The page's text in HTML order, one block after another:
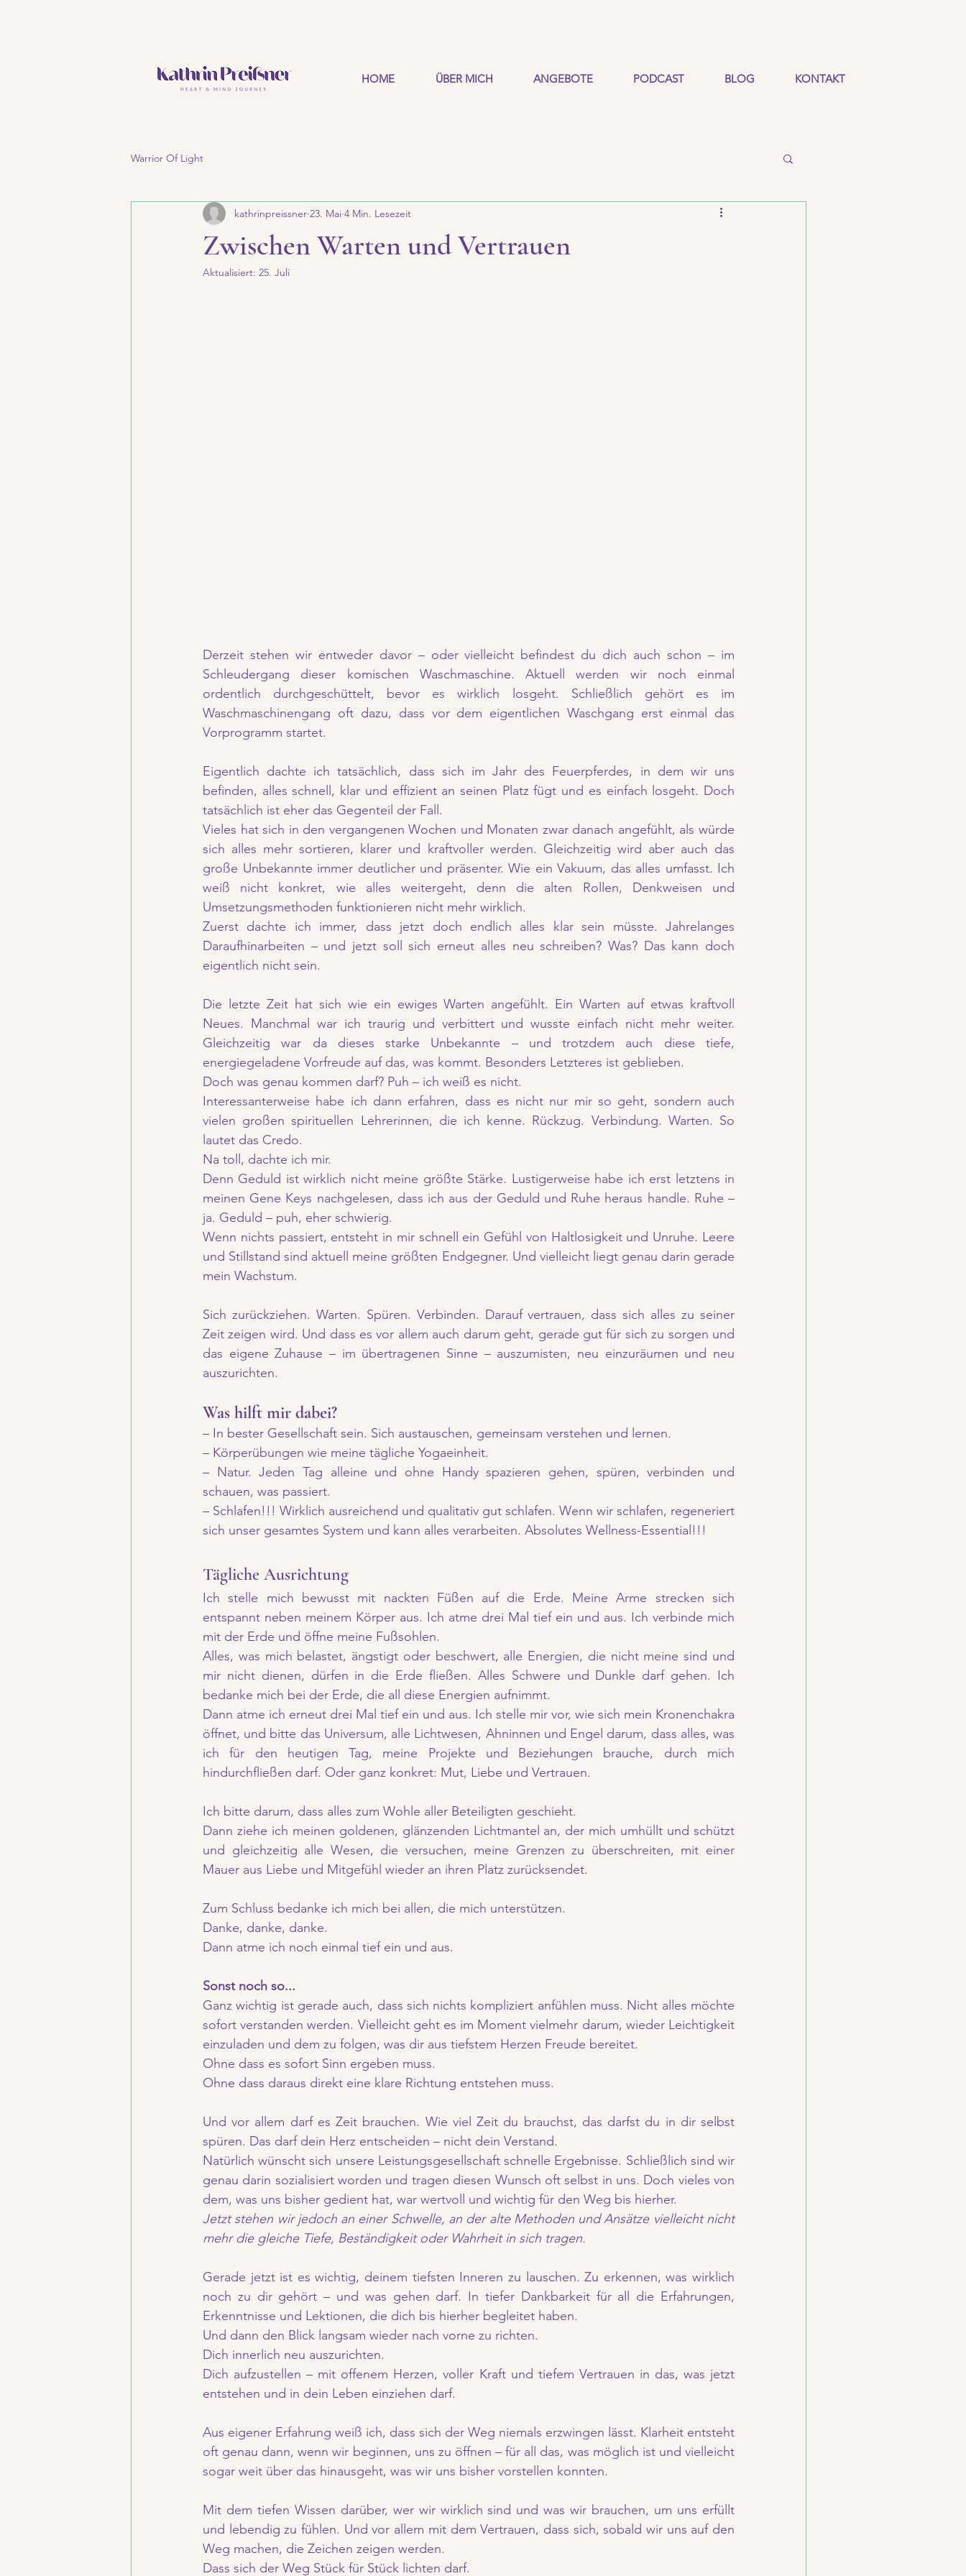
HOME ÜBER MICH ANGEBOTE PODCAST BLOG KONTAKT
Warrior Of Light
Zwischen Warten und Vertrauen
kathrinpreissner 23. Mai 4 Min. Lesezeit
Aktualisiert: 25. Juli
Derzeit stehen wir entweder davor – oder vielleicht befindest du dich auch schon – im
Schleudergang dieser komischen Waschmaschine. Aktuell werden wir noch einmal
ordentlich durchgeschüttelt, bevor es wirklich losgeht. Schließlich gehört es im
Waschmaschinengang oft dazu, dass vor dem eigentlichen Waschgang erst einmal das
Vorprogramm startet.
Eigentlich dachte ich tatsächlich, dass sich im Jahr des Feuerpferdes, in dem wir uns
befinden, alles schnell, klar und effizient an seinen Platz fügt und es einfach losgeht. Doch
tatsächlich ist eher das Gegenteil der Fall.
Vieles hat sich in den vergangenen Wochen und Monaten zwar danach angefühlt, als würde
sich alles mehr sortieren, klarer und kraftvoller werden. Gleichzeitig wird aber auch das
große Unbekannte immer deutlicher und präsenter. Wie ein Vakuum, das alles umfasst. Ich
weiß nicht konkret, wie alles weitergeht, denn die alten Rollen, Denkweisen und
Umsetzungsmethoden funktionieren nicht mehr wirklich.
Zuerst dachte ich immer, dass jetzt doch endlich alles klar sein müsste. Jahrelanges
Daraufhinarbeiten – und jetzt soll sich erneut alles neu schreiben? Was? Das kann doch
eigentlich nicht sein.
Die letzte Zeit hat sich wie ein ewiges Warten angefühlt. Ein Warten auf etwas kraftvoll
Neues. Manchmal war ich traurig und verbittert und wusste einfach nicht mehr weiter.
Gleichzeitig war da dieses starke Unbekannte – und trotzdem auch diese tiefe,
energiegeladene Vorfreude auf das, was kommt. Besonders Letzteres ist geblieben.
Doch was genau kommen darf? Puh – ich weiß es nicht.
Interessanterweise habe ich dann erfahren, dass es nicht nur mir so geht, sondern auch
vielen großen spirituellen Lehrerinnen, die ich kenne. Rückzug. Verbindung. Warten. So
lautet das Credo.
Na toll, dachte ich mir.
Denn Geduld ist wirklich nicht meine größte Stärke. Lustigerweise habe ich erst letztens in
meinen Gene Keys nachgelesen, dass ich aus der Geduld und Ruhe heraus handle. Ruhe –
ja. Geduld – puh, eher schwierig.
Wenn nichts passiert, entsteht in mir schnell ein Gefühl von Haltlosigkeit und Unruhe. Leere
und Stillstand sind aktuell meine größten Endgegner. Und vielleicht liegt genau darin gerade
mein Wachstum.
Sich zurückziehen. Warten. Spüren. Verbinden. Darauf vertrauen, dass sich alles zu seiner
Zeit zeigen wird. Und dass es vor allem auch darum geht, gerade gut für sich zu sorgen und
das eigene Zuhause – im übertragenen Sinne – auszumisten, neu einzuräumen und neu
auszurichten.
Was hilft mir dabei?
– In bester Gesellschaft sein. Sich austauschen, gemeinsam verstehen und lernen.
– Körperübungen wie meine tägliche Yogaeinheit.
– Natur. Jeden Tag alleine und ohne Handy spazieren gehen, spüren, verbinden und
schauen, was passiert.
– Schlafen!!! Wirklich ausreichend und qualitativ gut schlafen. Wenn wir schlafen, regeneriert
sich unser gesamtes System und kann alles verarbeiten. Absolutes Wellness-Essential!!!
Tägliche Ausrichtung
Ich stelle mich bewusst mit nackten Füßen auf die Erde. Meine Arme strecken sich
entspannt neben meinem Körper aus. Ich atme drei Mal tief ein und aus. Ich verbinde mich
mit der Erde und öffne meine Fußsohlen.
Alles, was mich belastet, ängstigt oder beschwert, alle Energien, die nicht meine sind und
mir nicht dienen, dürfen in die Erde fließen. Alles Schwere und Dunkle darf gehen. Ich
bedanke mich bei der Erde, die all diese Energien aufnimmt.
Dann atme ich erneut drei Mal tief ein und aus. Ich stelle mir vor, wie sich mein Kronenchakra
öffnet, und bitte das Universum, alle Lichtwesen, Ahninnen und Engel darum, dass alles, was
ich für den heutigen Tag, meine Projekte und Beziehungen brauche, durch mich
hindurchfließen darf. Oder ganz konkret: Mut, Liebe und Vertrauen.
Ich bitte darum, dass alles zum Wohle aller Beteiligten geschieht.
Dann ziehe ich meinen goldenen, glänzenden Lichtmantel an, der mich umhüllt und schützt
und gleichzeitig alle Wesen, die versuchen, meine Grenzen zu überschreiten, mit einer
Mauer aus Liebe und Mitgefühl wieder an ihren Platz zurücksendet.
Zum Schluss bedanke ich mich bei allen, die mich unterstützen.
Danke, danke, danke.
Dann atme ich noch einmal tief ein und aus.
Sonst noch so...
Ganz wichtig ist gerade auch, dass sich nichts kompliziert anfühlen muss. Nicht alles möchte
sofort verstanden werden. Vielleicht geht es im Moment vielmehr darum, wieder Leichtigkeit
einzuladen und dem zu folgen, was dir aus tiefstem Herzen Freude bereitet.
Ohne dass es sofort Sinn ergeben muss.
Ohne dass daraus direkt eine klare Richtung entstehen muss.
Und vor allem darf es Zeit brauchen. Wie viel Zeit du brauchst, das darfst du in dir selbst
spüren. Das darf dein Herz entscheiden – nicht dein Verstand.
Natürlich wünscht sich unsere Leistungsgesellschaft schnelle Ergebnisse. Schließlich sind wir
genau darin sozialisiert worden und tragen diesen Wunsch oft selbst in uns. Doch vieles von
dem, was uns bisher gedient hat, war wertvoll und wichtig für den Weg bis hierher.
Jetzt stehen wir jedoch an einer Schwelle, an der alte Methoden und Ansätze vielleicht nicht
mehr die gleiche Tiefe, Beständigkeit oder Wahrheit in sich tragen.
Gerade jetzt ist es wichtig, deinem tiefsten Inneren zu lauschen. Zu erkennen, was wirklich
noch zu dir gehört – und was gehen darf. In tiefer Dankbarkeit für all die Erfahrungen,
Erkenntnisse und Lektionen, die dich bis hierher begleitet haben.
Und dann den Blick langsam wieder nach vorne zu richten.
Dich innerlich neu auszurichten.
Dich aufzustellen – mit offenem Herzen, voller Kraft und tiefem Vertrauen in das, was jetzt
entstehen und in dein Leben einziehen darf.
Aus eigener Erfahrung weiß ich, dass sich der Weg niemals erzwingen lässt. Klarheit entsteht
oft genau dann, wenn wir beginnen, uns zu öffnen – für all das, was möglich ist und vielleicht
sogar weit über das hinausgeht, was wir uns bisher vorstellen konnten.
Mit dem tiefen Wissen darüber, wer wir wirklich sind und was wir brauchen, um uns erfüllt
und lebendig zu fühlen. Und vor allem mit dem Vertrauen, dass sich, sobald wir uns auf den
Weg machen, die Zeichen zeigen werden.
Dass sich der Weg Stück für Stück lichten darf.